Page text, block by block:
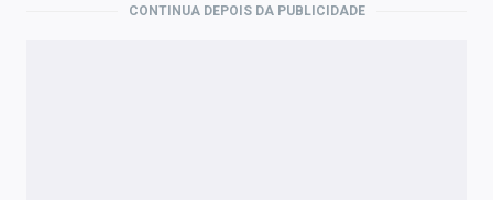
CONTINUA DEPOIS DA PUBLICIDADE